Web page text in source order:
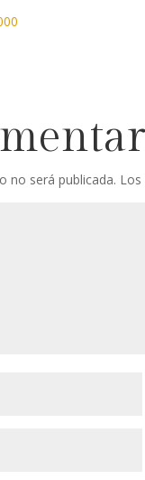
no será publicada.